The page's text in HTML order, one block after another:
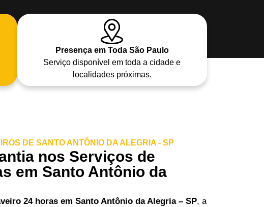
Presença em Toda São Paulo
Serviço disponível em toda a cidade e
localidades próximas.
DE SANTO ANTÔNIO DA ALEGRIA - SP
nos Serviços de
em Santo Antônio da
24 horas em Santo Antônio da Alegria – SP, a